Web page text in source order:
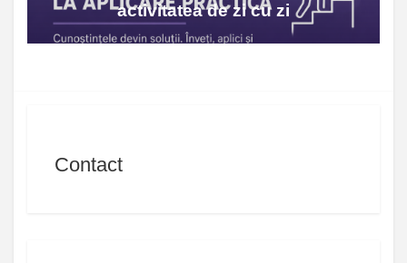
activitatea de zi cu zi
Contact